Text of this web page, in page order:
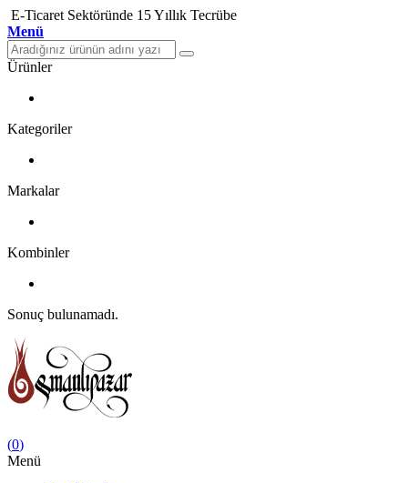
E-Ticaret Sektöründe 15 Yıllık Tecrübe
Menü
Ürünler
Kategoriler
Markalar
Kombinler
Sonuç bulunamadı.
(0)
Menü